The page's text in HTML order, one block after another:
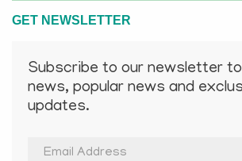
GET NEWSLETTER
Subscribe to our newsletter
news, popular news and
updates.